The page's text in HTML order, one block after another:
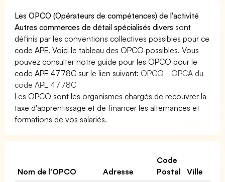
Les OPCO (Opérateurs de compétences) de l'activité
Autres commerces de détail spécialisés divers sont
définis par les conventions collectives possibles pour ce
code APE. Voici le tableau des OPCO possibles. Vous
pouvez consulter notre guide pour les OPCO pour le
code APE 4778C sur le lien suivant: OPCO - OPCA du
code APE 4778C
Les OPCO sont les organismes chargés de recouvrer la
taxe d'apprentissage et de financer les alternances et
formations de vos salariés.
Nom de l'OPCO Adresse
Code
Postal
Ville